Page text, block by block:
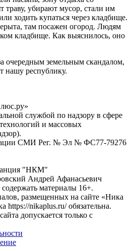
траву, убирают мусор, стали им
ходить купаться через кладбище.
там посажен огород. Людям
кладбище. Как выяснилось, оно
очередным земельным скандалом,
нашу республику.
службой по надзору в сфере
и массовых
СМИ Рег. № Эл № ФС77-79276
"НКМ"
Андрей Афанасьевич
материалы 16+.
размещенных на сайте «Ника
https://nikaplus.ru/ обязательна.
допускается только с